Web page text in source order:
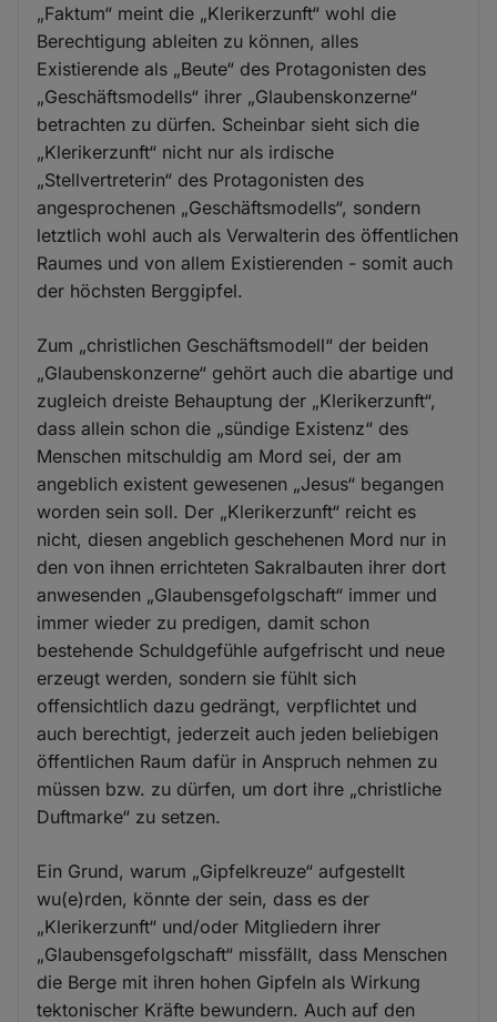
„Faktum“ meint die „Klerikerzunft“ wohl die
Berechtigung ableiten zu können, alles
Existierende als „Beute“ des Protagonisten des
„Geschäftsmodells“ ihrer „Glaubenskonzerne“
betrachten zu dürfen. Scheinbar sieht sich die
„Klerikerzunft“ nicht nur als irdische
„Stellvertreterin“ des Protagonisten des
angesprochenen „Geschäftsmodells“, sondern
letztlich wohl auch als Verwalterin des öffentlichen
Raumes und von allem Existierenden - somit auch
der höchsten Berggipfel.
Zum „christlichen Geschäftsmodell“ der beiden
„Glaubenskonzerne“ gehört auch die abartige und
zugleich dreiste Behauptung der „Klerikerzunft“,
dass allein schon die „sündige Existenz“ des
Menschen mitschuldig am Mord sei, der am
angeblich existent gewesenen „Jesus“ begangen
worden sein soll. Der „Klerikerzunft“ reicht es
nicht, diesen angeblich geschehenen Mord nur in
den von ihnen errichteten Sakralbauten ihrer dort
anwesenden „Glaubensgefolgschaft“ immer und
immer wieder zu predigen, damit schon
bestehende Schuldgefühle aufgefrischt und neue
erzeugt werden, sondern sie fühlt sich
offensichtlich dazu gedrängt, verpflichtet und
auch berechtigt, jederzeit auch jeden beliebigen
öffentlichen Raum dafür in Anspruch nehmen zu
müssen bzw. zu dürfen, um dort ihre „christliche
Duftmarke“ zu setzen.
Ein Grund, warum „Gipfelkreuze“ aufgestellt
wu(e)rden, könnte der sein, dass es der
„Klerikerzunft“ und/oder Mitgliedern ihrer
„Glaubensgefolgschaft“ missfällt, dass Menschen
die Berge mit ihren hohen Gipfeln als Wirkung
tektonischer Kräfte bewundern. Auch auf den